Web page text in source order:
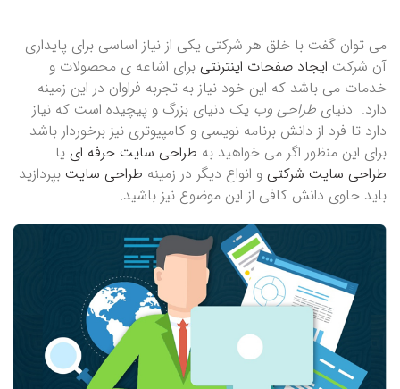
می توان گفت با خلق هر شرکتی یکی از نیاز اساسی برای پایداری
آن شرکت ایجاد صفحات اینترنتی برای اشاعه ی محصولات و
خدمات می باشد که این خود نیاز به تجربه فراوان در این زمینه
دارد. دنیای طراحی وب یک دنیای بزرگ و پیچیده است که نیاز
دارد تا فرد از دانش برنامه نویسی و کامپیوتری نیز برخوردار باشد
برای این منظور اگر می خواهید به طراحی سایت حرفه ای یا
طراحی سایت شرکتی و انواع دیگر در زمینه طراحی سایت بپردازید
باید حاوی دانش کافی از این موضوع نیز باشید.